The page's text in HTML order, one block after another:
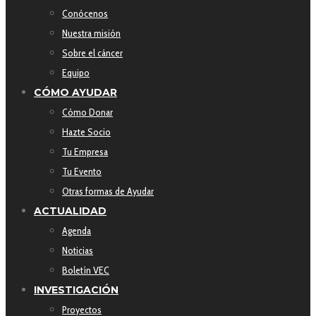
Conócenos
Nuestra misión
Sobre el cáncer
Equipo
CÓMO AYUDAR
Cómo Donar
Hazte Socio
Tu Empresa
Tu Evento
Otras formas de Ayudar
ACTUALIDAD
Agenda
Noticias
Boletín VEC
INVESTIGACIÓN
Proyectos